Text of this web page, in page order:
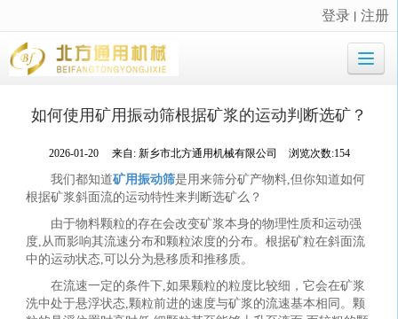
很遗憾，因您的浏览器版本过低导致无法获得最佳浏览体验，推荐下载安装谷歌浏览器！
登录 丨 注册
如何使用矿用振动筛根据矿浆的运动判断选矿？
2026-01-20 来自: 新乡市北方通用机械有限公司 浏览次数:154
我们都知道矿用振动筛是用来筛分矿产物料,但你知道如何
根据矿浆斜面流的运动特性来判断选矿么？
由于物料颗粒的存在会改变矿浆本身的物理性质和运动强
度,从而影响其流速分布和颗粒浓度的分布。根据矿粒在斜面流
中的运动状态,可以分为悬移质和推移质。
在流速一定的条件下,如果颗粒的粒度比较细，它会在矿浆
洗中处于悬浮状态,颗粒前进的速度与矿浆的流速基本相同。颗